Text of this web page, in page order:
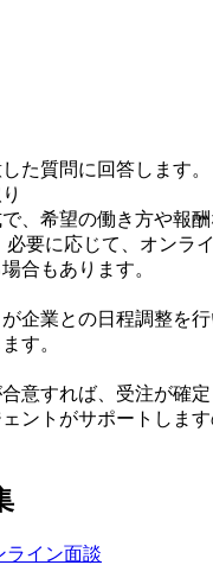
た質問に回答します。
、希望の働き方や報
必要に応じて、オンラ
合もあります。
企業との日程調整を
す。
意すれば、受注が確
ントがサポートしま
ライン面談